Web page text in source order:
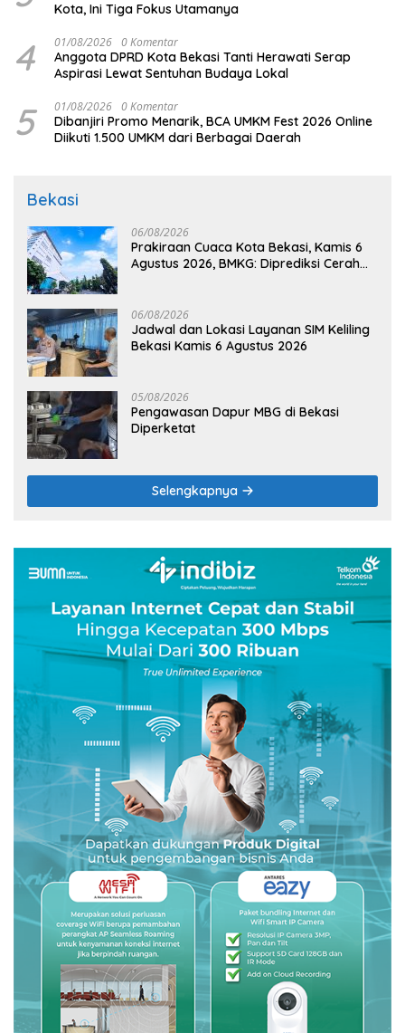
Kota, Ini Tiga Fokus Utamanya
4 01/08/2026 0 Komentar
Anggota DPRD Kota Bekasi Tanti Herawati Serap
Aspirasi Lewat Sentuhan Budaya Lokal
5 01/08/2026 0 Komentar
Dibanjiri Promo Menarik, BCA UMKM Fest 2026 Online
Diikuti 1.500 UMKM dari Berbagai Daerah
Bekasi
06/08/2026
Prakiraan Cuaca Kota Bekasi, Kamis 6
Agustus 2026, BMKG: Diprediksi Cerah
06/08/2026
Jadwal dan Lokasi Layanan SIM Keliling
Bekasi Kamis 6 Agustus 2026
05/08/2026
Pengawasan Dapur MBG di Bekasi
Diperketat
Selengkapnya